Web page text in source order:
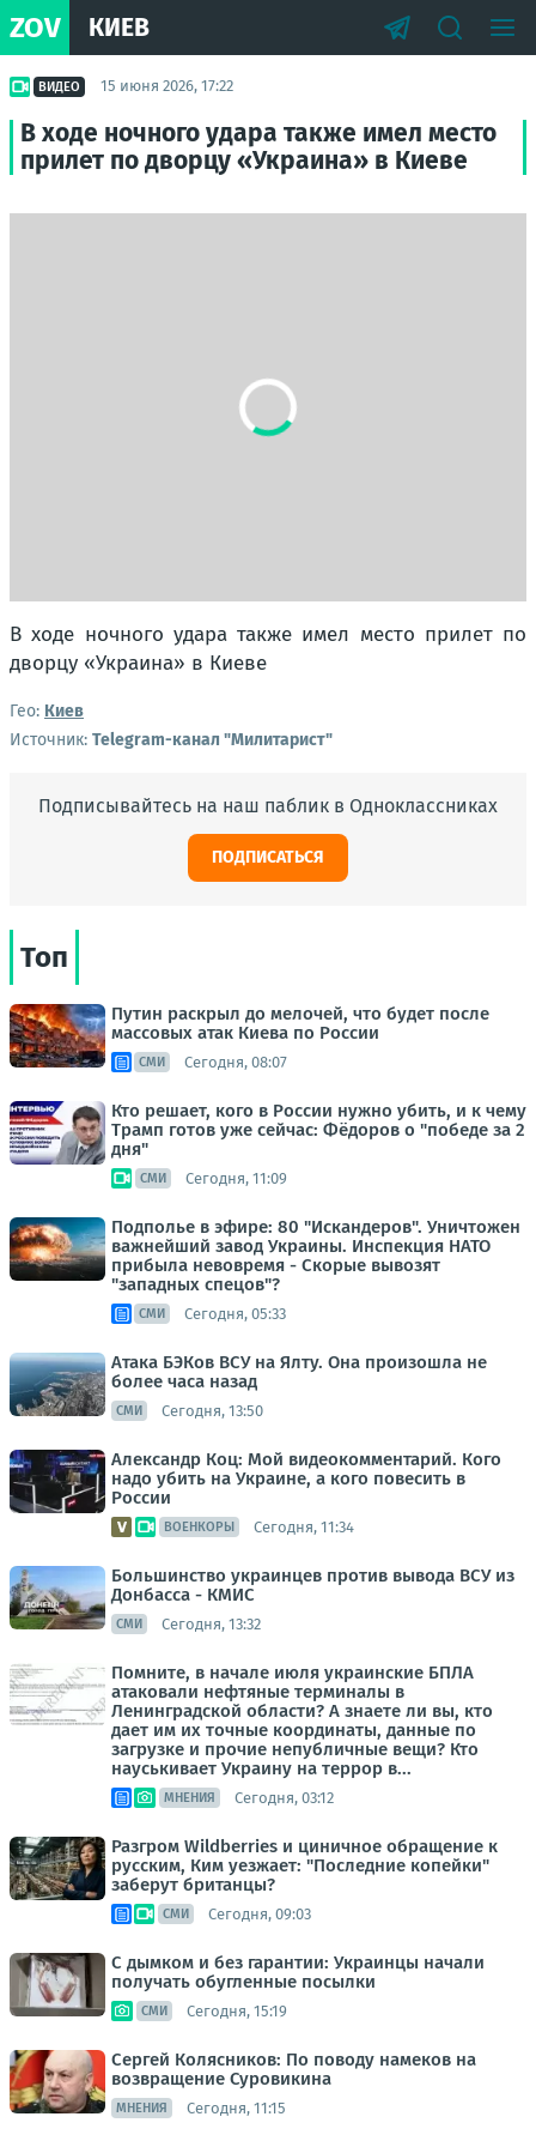
ZOV КИЕВ
ВИДЕО 15 июня 2026, 17:22
В ходе ночного удара также имел место
прилет по дворцу «Украина» в Киеве
В ходе ночного удара также имел место прилет по
дворцу «Украина» в Киеве
Гео: Киев
Источник: Telegram-канал "Милитарист"
Подписывайтесь на наш паблик в Одноклассниках
ПОДПИСАТЬСЯ
Топ
Путин раскрыл до мелочей, что будет после
массовых атак Киева по России
СМИ Сегодня, 08:07
Кто решает, кого в России нужно убить, и к чему
Трамп готов уже сейчас: Фёдоров о "победе за 2
дня"
СМИ Сегодня, 11:09
Подполье в эфире: 80 "Искандеров". Уничтожен
важнейший завод Украины. Инспекция НАТО
прибыла невовремя - Скорые вывозят
"западных спецов"?
СМИ Сегодня, 05:33
Атака БЭКов ВСУ на Ялту. Она произошла не
более часа назад
СМИ Сегодня, 13:50
Александр Коц: Мой видеокомментарий. Кого
надо убить на Украине, а кого повесить в
России
ВОЕНКОРЫ Сегодня, 11:34
Большинство украинцев против вывода ВСУ из
Донбасса - КМИС
СМИ Сегодня, 13:32
Помните, в начале июля украинские БПЛА
атаковали нефтяные терминалы в
Ленинградской области? А знаете ли вы, кто
дает им их точные координаты, данные по
загрузке и прочие непубличные вещи? Кто
науськивает Украину на террор в...
МНЕНИЯ Сегодня, 03:12
Разгром Wildberries и циничное обращение к
русским, Ким уезжает: "Последние копейки"
заберут британцы?
СМИ Сегодня, 09:03
С дымком и без гарантии: Украинцы начали
получать обугленные посылки
СМИ Сегодня, 15:19
Сергей Колясников: По поводу намеков на
возвращение Суровикина
МНЕНИЯ Сегодня, 11:15